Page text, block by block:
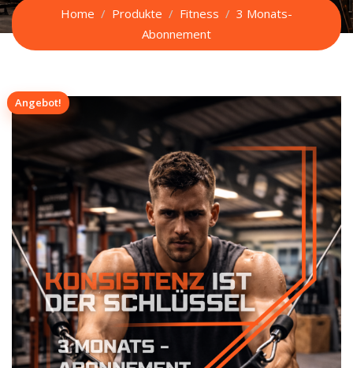
Home Produkte Fitness
3 Monats-
Abonnement
Angebot!